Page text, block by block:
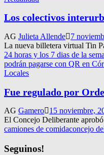
Los colectivos
AG Julieta Allende 7
La nueva billetera virtual Tin
24 horas y los 7 dias de la
podrán pagarse con QR en
Locales
Fue regulado por
AG Gamero 15 noviembre,
El Concejo Deliberante
camiones de comidaconcejo
Seguinos!